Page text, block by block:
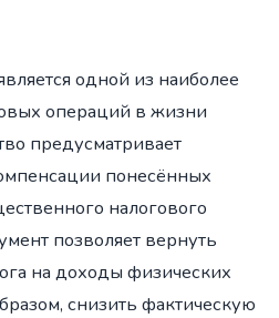
одной из наиболее
операций в жизни
предусматривает
понесённых
налогового
позволяет вернуть
на доходы физических
снизить фактическую